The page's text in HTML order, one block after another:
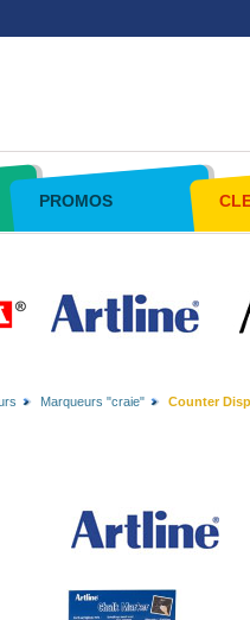
PROMOS
Marqueurs "craie" Counter